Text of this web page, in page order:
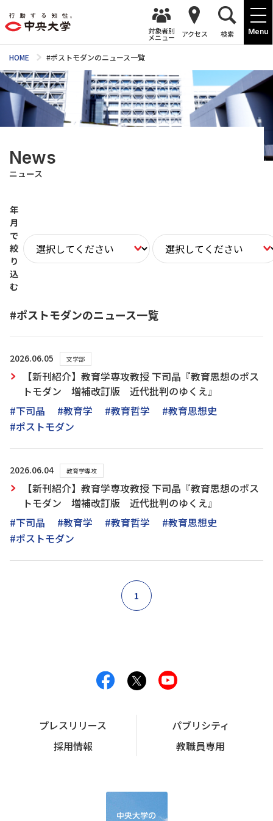
Menu
対象者別
メニュー アクセス 検索
HOME #ポストモダンのニュース一覧
News
ニュース
年
月
で
絞
り
込
む
#ポストモダンのニュース一覧
2026.06.05 文学部
【新刊紹介】教育学専攻教授 下司晶『教育思想のポス
トモダン 増補改訂版 近代批判のゆくえ』
#下司晶
#教育学 #教育哲学
#教育思想史
#ポストモダン
2026.06.04 教育学専攻
【新刊紹介】教育学専攻教授 下司晶『教育思想のポス
トモダン 増補改訂版 近代批判のゆくえ』
#下司晶
#教育学 #教育哲学
#教育思想史
#ポストモダン
1
プレスリリース
パブリシティ
採用情報
教職員専用